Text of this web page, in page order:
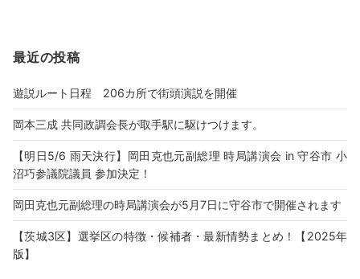
最近の投稿
遊説ルート日程 206カ所で街頭演説を開催
岡本三成 共同政調会長が取手駅に駆けつけます。
【明日5/6 雨天決行】岡田克也元副総理 時局講演会 in 守谷市 小
沼巧参議院議員 参加決定！
岡田克也元副総理の時局講演会が5月7日に守谷市で開催されます
【茨城3区】選挙区の特徴・候補者・最新情勢まとめ！【2025年
版】